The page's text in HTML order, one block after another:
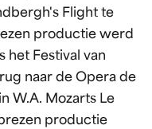
Flight te
productie werd
het Festival van
naar de Opera de
W.A. Mozarts Le
productie